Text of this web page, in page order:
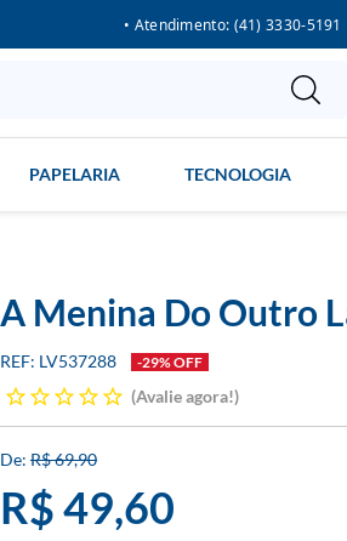
• Atendimento: (41) 3330-5191
PAPELARIA TECNOLOGIA
A Menina Do Outro
LV537288 -29% OFF
Avalie agora!
R$ 69,90
R$ 49,60